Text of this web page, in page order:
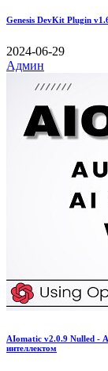
Genesis DevKit Plugin
2024-06-29
Админ
AIomatic v2.0.9 Nulled -
интеллектом